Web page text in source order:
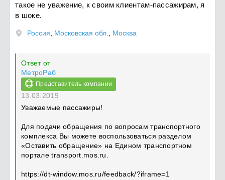
такое не уважение, к своим клиентам-пассажирам, я
в шоке.
Россия Московская обл. Москва
Ответ от
МетроРаб
Представитель компании
13.03.2019
Уважаемые пассажиры!
Для подачи обращения по вопросам транспортного
комплекса Вы можете воспользоваться разделом
«Оставить обращение» на Едином транспортном
портале transport.mos.ru.
https://dt-window.mos.ru/feedback/?iframe=1